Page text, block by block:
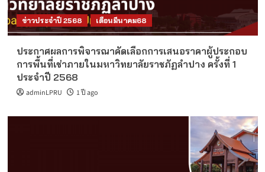
ข่าวประจำปี 2568 เดือนมีนาคม68
ประกาศผลการพิจารณาคัดเลือกการเสนอราคาผู้ประกอบ
การพื้นที่เช่าภายในมหาวิทยาลัยราชภัฏลำปาง ครั้งที่ 1
ประจำปี 2568
adminLPRU 1 ปี ago